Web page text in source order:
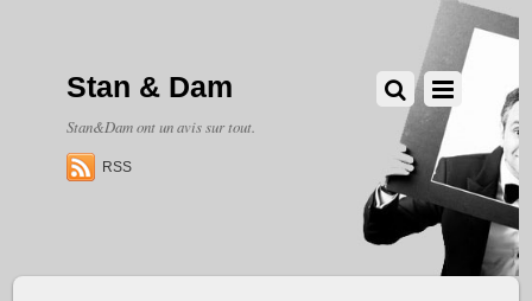
Stan & Dam
Stan&Dam ont un avis sur tout.
RSS